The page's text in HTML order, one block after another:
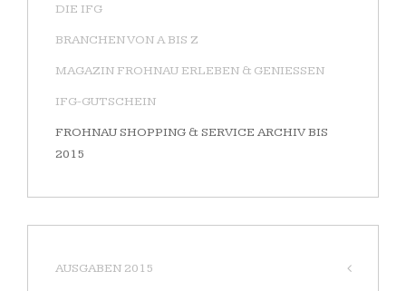
DIE IFG
BRANCHEN VON A BIS Z
MAGAZIN FROHNAU ERLEBEN & GENIESSEN
IFG-GUTSCHEIN
FROHNAU SHOPPING & SERVICE ARCHIV BIS
2015
AUSGABEN 2015